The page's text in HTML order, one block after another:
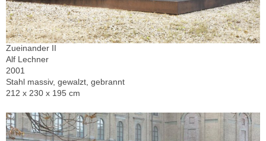
Zueinander II
Alf Lechner
2001
Stahl massiv, gewalzt, gebrannt
212 x 230 x 195 cm